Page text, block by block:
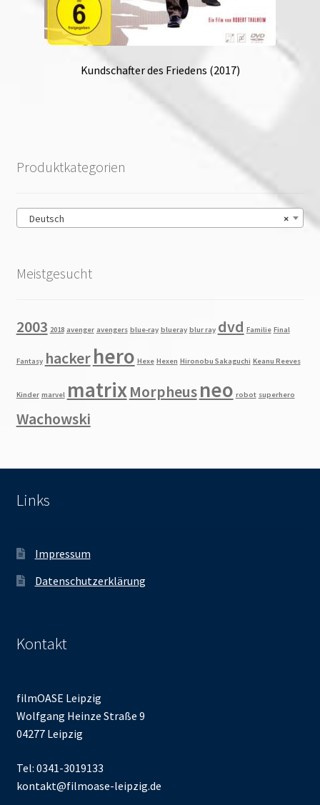
Kundschafter des Friedens (2017)
Produktkategorien
×
Deutsch
Meistgesucht
2003 2018 avenger avengers blue-ray blueray blur ray dvd Familie Final
Fantasy hackerhero Hexe Hexen Hironobu Sakaguchi Keanu Reeves
Kinder marvel matrixMorpheusneo robot superhero
Wachowski
Links
Impressum
Datenschutzerklärung
Kontakt
filmOASE Leipzig
Wolfgang Heinze Straße 9
04277 Leipzig
Tel: 0341-3019133
kontakt@filmoase-leipzig.de